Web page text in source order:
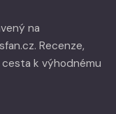
na
Recenze,
cesta k výhodnému